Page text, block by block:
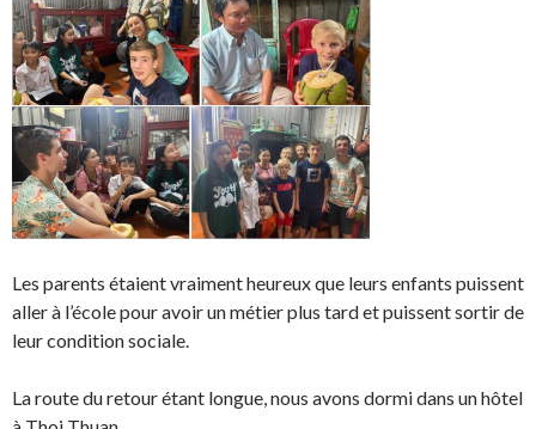
Les parents étaient vraiment heureux que leurs enfants puissent
aller à l’école pour avoir un métier plus tard et puissent sortir de
leur condition sociale.
La route du retour étant longue, nous avons dormi dans un hôtel